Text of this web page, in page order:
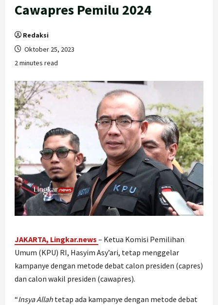
Cawapres Pemilu 2024
Redaksi
Oktober 25, 2023
2 minutes read
JAKARTA, Lingkar.news – Ketua Komisi Pemilihan
Umum (KPU) RI, Hasyim Asy’ari, tetap menggelar
kampanye dengan metode debat calon presiden (capres)
dan calon wakil presiden (cawapres).
“InsyaAllah tetap ada kampanye dengan metode debat